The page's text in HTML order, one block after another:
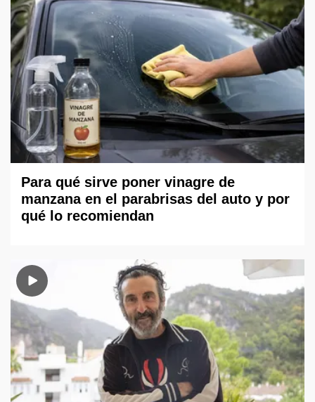
Para qué sirve poner vinagre de
manzana en el parabrisas del auto y por
qué lo recomiendan